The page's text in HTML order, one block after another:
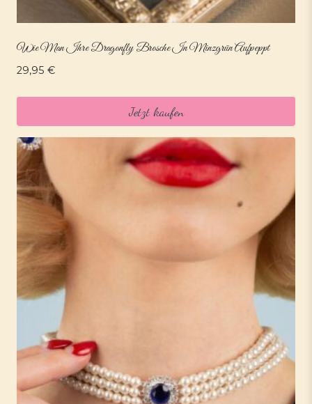
Wie Man Ihre Dragonfly Brosche In Minzgrün Aufpeppt
29,95 €
Jetzt kaufen